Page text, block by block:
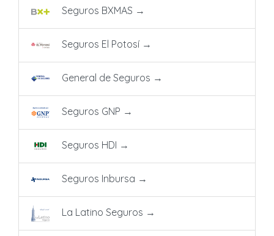
Seguros BXMAS →
Seguros El Potosí →
General de Seguros →
Seguros GNP →
Seguros HDI →
Seguros Inbursa →
La Latino Seguros →